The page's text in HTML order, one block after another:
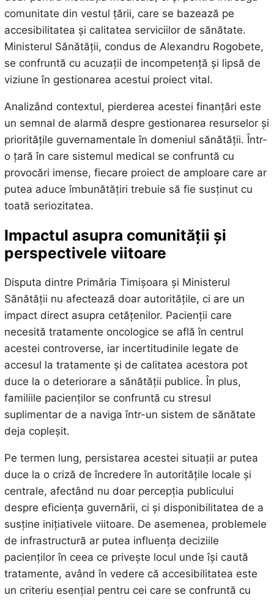
comunitate din vestul țării, care se bazează pe
accesibilitatea și calitatea serviciilor de sănătate.
Ministerul Sănătății, condus de Alexandru Rogobete,
se confruntă cu acuzații de incompetență și lipsă de
viziune în gestionarea acestui proiect vital.
Analizând contextul, pierderea acestei finanțări este
un semnal de alarmă despre gestionarea resurselor și
prioritățile guvernamentale în domeniul sănătății. Într-
o țară în care sistemul medical se confruntă cu
provocări imense, fiecare proiect de amploare care ar
putea aduce îmbunătățiri trebuie să fie susținut cu
toată seriozitatea.
Impactul asupra comunității și
perspectivele viitoare
Disputa dintre Primăria Timișoara și Ministerul
Sănătății nu afectează doar autoritățile, ci are un
impact direct asupra cetățenilor. Pacienții care
necesită tratamente oncologice se află în centrul
acestei controverse, iar incertitudinile legate de
accesul la tratamente și de calitatea acestora pot
duce la o deteriorare a sănătății publice. În plus,
familiile pacienților se confruntă cu stresul
suplimentar de a naviga într-un sistem de sănătate
deja copleșit.
Pe termen lung, persistarea acestei situații ar putea
duce la o criză de încredere în autoritățile locale și
centrale, afectând nu doar percepția publicului
despre eficiența guvernării, ci și disponibilitatea de a
susține inițiativele viitoare. De asemenea, problemele
de infrastructură ar putea influența deciziile
pacienților în ceea ce privește locul unde își caută
tratamente, având în vedere că accesibilitatea este
un criteriu esențial pentru cei care se confruntă cu